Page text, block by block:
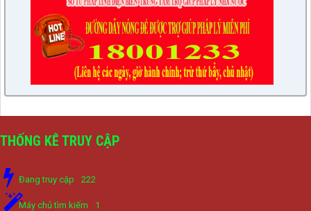
THỐNG KÊ TRUY CẬP
Đang truy cập 222
Máy chủ tìm kiếm 1